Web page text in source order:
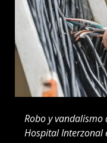
Robo y
Hospital Interzonal